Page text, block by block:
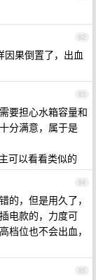
82
因果倒置了，出血
83
要担心水箱容量和
分满意，属于是
可以看看类似的
84
的，但是用久了，
电款的，力度可
档位也不会出血，
85